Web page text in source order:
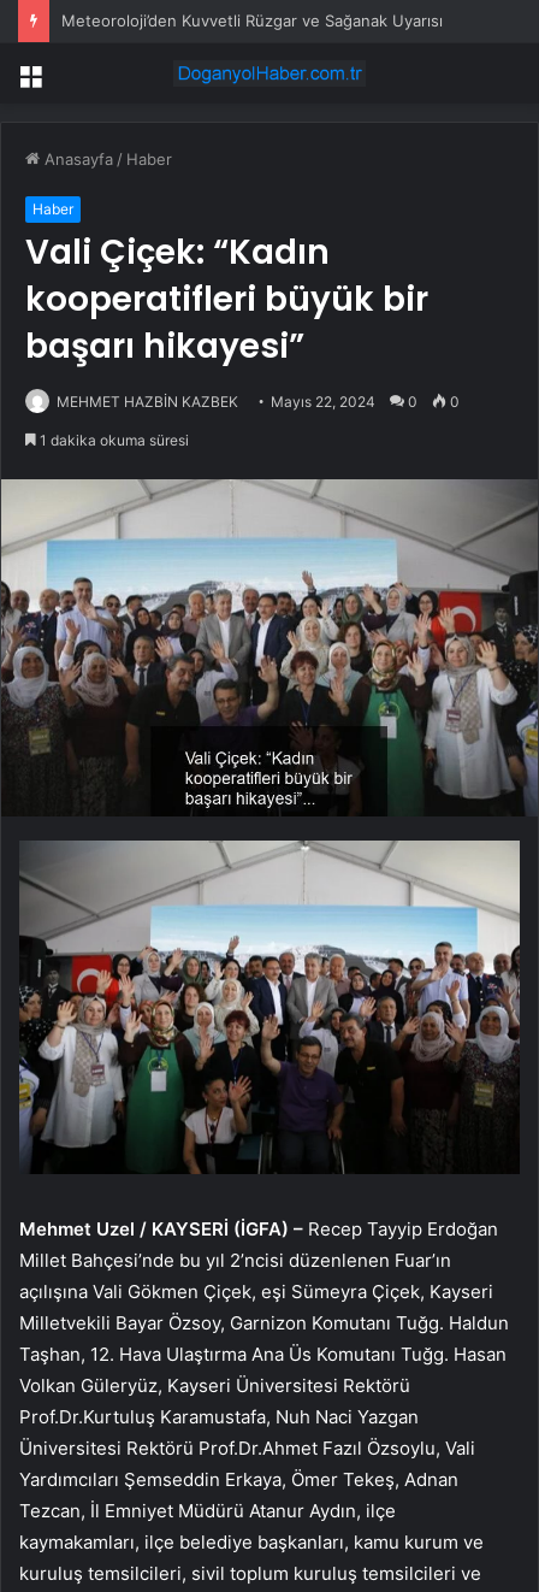
Meteoroloji’den Kuvvetli Rüzgar ve Sağanak Uyarısı
Menü
Anasayfa / Haber
Haber
Vali Çiçek: “Kadın
kooperatifleri büyük bir
başarı hikayesi”
MEHMET HAZBİN KAZBEK Mayıs 22, 2024 0 0
1 dakika okuma süresi
Mehmet Uzel / KAYSERİ (İGFA) – Recep Tayyip Erdoğan
Millet Bahçesi’nde bu yıl 2’ncisi düzenlenen Fuar’ın
açılışına Vali Gökmen Çiçek, eşi Sümeyra Çiçek, Kayseri
Milletvekili Bayar Özsoy, Garnizon Komutanı Tuğg. Haldun
Taşhan, 12. Hava Ulaştırma Ana Üs Komutanı Tuğg. Hasan
Volkan Güleryüz, Kayseri Üniversitesi Rektörü
Prof.Dr.Kurtuluş Karamustafa, Nuh Naci Yazgan
Üniversitesi Rektörü Prof.Dr.Ahmet Fazıl Özsoylu, Vali
Yardımcıları Şemseddin Erkaya, Ömer Tekeş, Adnan
Tezcan, İl Emniyet Müdürü Atanur Aydın, ilçe
kaymakamları, ilçe belediye başkanları, kamu kurum ve
kuruluş temsilcileri, sivil toplum kuruluş temsilcileri ve